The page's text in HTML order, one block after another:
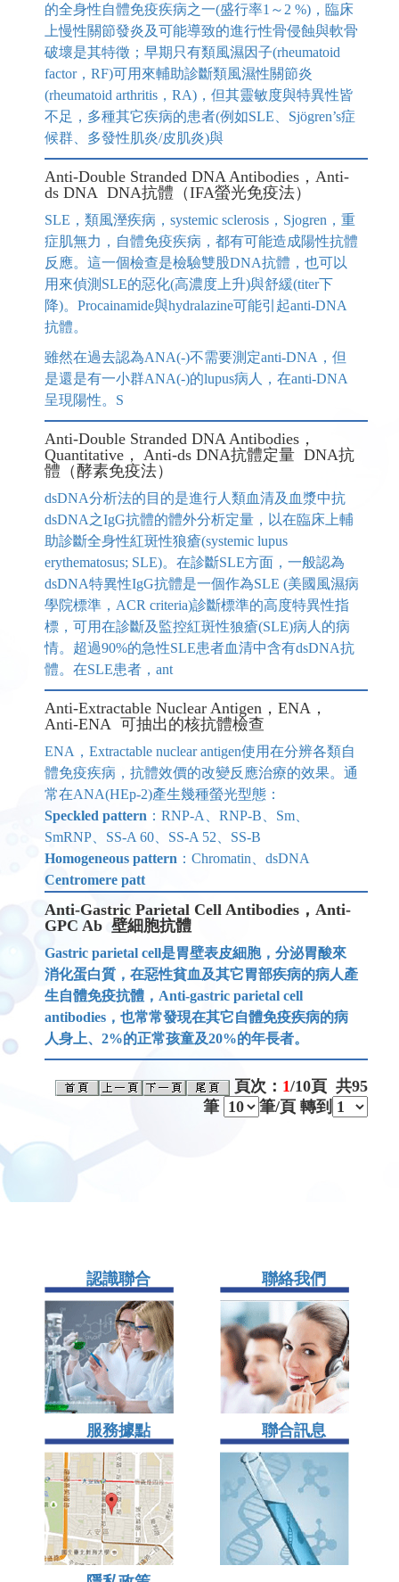
的全身性自體免疫疾病之一(盛行率1～2 %)，臨床
上慢性關節發炎及可能導致的進行性骨侵蝕與軟骨
破壞是其特徵；早期只有類風濕因子(rheumatoid
factor，RF)可用來輔助診斷類風濕性關節炎
(rheumatoid arthritis，RA)，但其靈敏度與特異性皆
不足，多種其它疾病的患者(例如SLE、Sjögren’s症
候群、多發性肌炎/皮肌炎)與
Anti-Double Stranded DNA Antibodies，Anti-
ds DNA DNA抗體（IFA螢光免疫法）
SLE，類風溼疾病，systemic sclerosis，Sjogren，重
症肌無力，自體免疫疾病，都有可能造成陽性抗體
反應。這一個檢查是檢驗雙股DNA抗體，也可以
用來偵測SLE的惡化(高濃度上升)與舒緩(titer下
降)。Procainamide與hydralazine可能引起anti-DNA
抗體。
雖然在過去認為ANA(-)不需要測定anti-DNA，但
是還是有一小群ANA(-)的lupus病人，在anti-DNA
呈現陽性。S
Anti-Double Stranded DNA Antibodies，
Quantitative， Anti-ds DNA抗體定量 DNA抗
體（酵素免疫法）
dsDNA分析法的目的是進行人類血清及血漿中抗
dsDNA之IgG抗體的體外分析定量，以在臨床上輔
助診斷全身性紅斑性狼瘡(systemic lupus
erythematosus; SLE)。在診斷SLE方面，一般認為
dsDNA特異性IgG抗體是一個作為SLE (美國風濕病
學院標準，ACR criteria)診斷標準的高度特異性指
標，可用在診斷及監控紅斑性狼瘡(SLE)病人的病
情。超過90%的急性SLE患者血清中含有dsDNA抗
體。在SLE患者，ant
Anti-Extractable Nuclear Antigen，ENA，
Anti-ENA 可抽出的核抗體檢查
ENA，Extractable nuclear antigen使用在分辨各類自
體免疫疾病，抗體效價的改變反應治療的效果。通
常在ANA(HEp-2)產生幾種螢光型態：
Speckled pattern ：RNP-A、RNP-B、Sm、
SmRNP、SS-A 60、SS-A 52、SS-B
Homogeneous pattern ：Chromatin、dsDNA
Centromere patt
Anti-Gastric Parietal Cell Antibodies，Anti-
GPC Ab 壁細胞抗體
Gastric parietal cell是胃壁表皮細胞，分泌胃酸來
消化蛋白質，在惡性貧血及其它胃部疾病的病人產
生自體免疫抗體，Anti-gastric parietal cell
antibodies，也常常發現在其它自體免疫疾病的病
人身上、2%的正常孩童及20%的年長者。
頁次： 1/10頁 共95
筆
筆/頁 轉到
認識聯合 聯絡我們
服務據點 聯合訊息